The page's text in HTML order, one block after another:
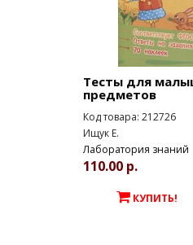
Тесты для
предметов
Код товара: 212726
Ищук Е.
Лаборатория знаний
110.00 р.
КУПИТЬ!